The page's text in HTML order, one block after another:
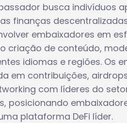
busca indivíduos
finanças
embaixadores em
criação de conteúdo,
idiomas e regiões. Os
em contribuições,
com líderes do
posicionando
plataforma DeFi líder.